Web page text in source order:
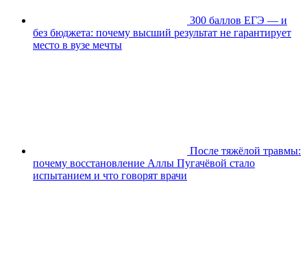
300 баллов ЕГЭ — и
без бюджета: почему высший результат не гарантирует
место в вузе мечты
После тяжёлой травмы:
почему восстановление Аллы Пугачёвой стало
испытанием и что говорят врачи